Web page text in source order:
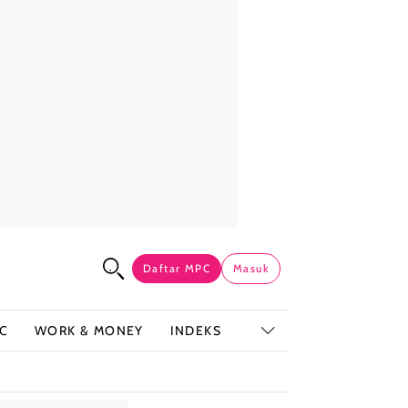
Daftar MPC Masuk
WORK & MONEY INDEKS